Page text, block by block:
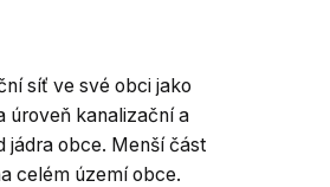
síť ve své obci jako
úroveň kanalizační a
jádra obce. Menší část
celém území obce.